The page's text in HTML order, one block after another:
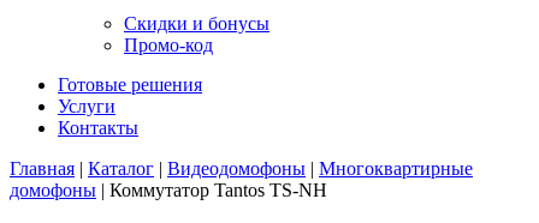
Скидки и бонусы
Промо-код
Готовые решения
Услуги
Контакты
Главная | Каталог | Видеодомофоны | Многоквартирные
домофоны | Коммутатор Tantos TS-NH